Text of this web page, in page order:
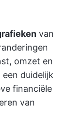
van
omzet en
duidelijk
financiële
van